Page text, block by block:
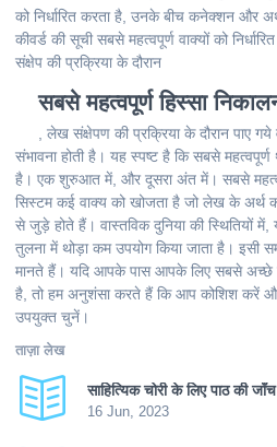
को निर्धारित करता है, उनके बीच कनेक्शन और
कीवर्ड की सूची सबसे महत्वपूर्ण वाक्यों को
संक्षेप की प्रक्रिया के दौरान
सबसे महत्वपूर्ण हिस्सा
, लेख संक्षेपण की प्रक्रिया के दौरान पाए
संभावना होती है। यह स्पष्ट है कि सबसे
है। एक शुरुआत में, और दूसरा अंत में। सबसे
सिस्टम कई वाक्य को खोजता है जो लेख के अर्थ
से जुड़े होते हैं। वास्तविक दुनिया की स्थितियों में,
तुलना में थोड़ा कम उपयोग किया जाता है। इसी
मानते हैं। यदि आपके पास आपके लिए सबसे अच्छे
है, तो हम अनुशंसा करते हैं कि आप कोशिश करें
उपयुक्त चुनें।
ताज़ा लेख
16 Jun, 2023